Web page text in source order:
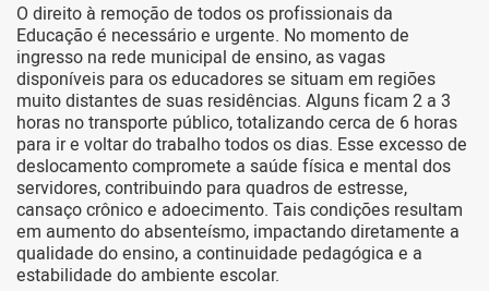
O direito à remoção de todos os profissionais da
Educação é necessário e urgente. No momento de
ingresso na rede municipal de ensino, as vagas
disponíveis para os educadores se situam em regiões
muito distantes de suas residências. Alguns ficam 2 a 3
horas no transporte público, totalizando cerca de 6 horas
para ir e voltar do trabalho todos os dias. Esse excesso de
deslocamento compromete a saúde física e mental dos
servidores, contribuindo para quadros de estresse,
cansaço crônico e adoecimento. Tais condições resultam
em aumento do absenteísmo, impactando diretamente a
qualidade do ensino, a continuidade pedagógica e a
estabilidade do ambiente escolar.